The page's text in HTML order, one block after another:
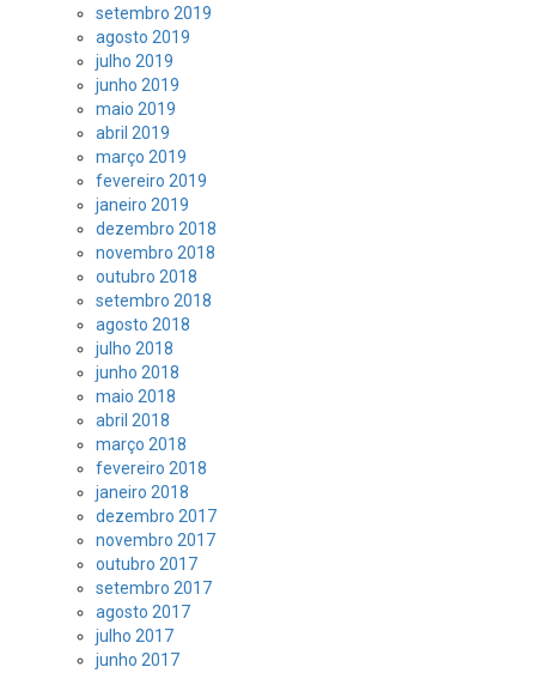
setembro 2019
agosto 2019
julho 2019
junho 2019
maio 2019
abril 2019
março 2019
fevereiro 2019
janeiro 2019
dezembro 2018
novembro 2018
outubro 2018
setembro 2018
agosto 2018
julho 2018
junho 2018
maio 2018
abril 2018
março 2018
fevereiro 2018
janeiro 2018
dezembro 2017
novembro 2017
outubro 2017
setembro 2017
agosto 2017
julho 2017
junho 2017